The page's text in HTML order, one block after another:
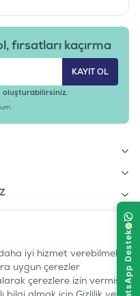
fırsatları kaçırma
KAYIT OL
oluşturabilirsiniz.
iyi hizmet verebilmek
uygun çerezler
çerezlere izin vermiş